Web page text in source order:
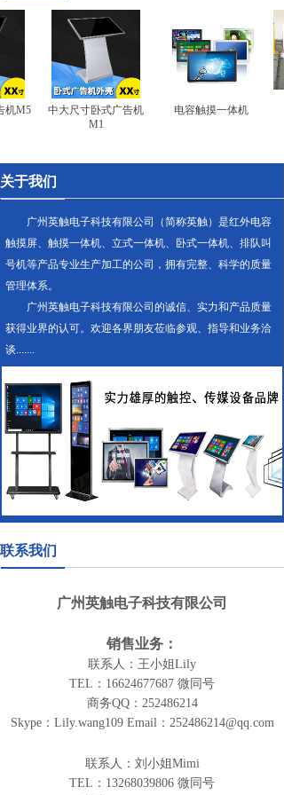
M5
中大尺寸卧式广告机
M1
电容触摸一体机
关于我们
广州英触电子科技有限公司（简称英触）是红外电容
触摸屏、触摸一体机、立式一体机、卧式一体机、排队叫
号机等产品专业生产加工的公司，拥有完整、科学的质量
管理体系。
广州英触电子科技有限公司的诚信、实力和产品质量
获得业界的认可。欢迎各界朋友莅临参观、指导和业务洽
谈.......
联系我们
广州英触电子科技有限公司
销售业务：
联系人：王小姐Lily
TEL：16624677687 微同号
商务QQ：252486214
Skype：Lily.wang109 Email：252486214@qq.com
联系人：刘小姐Mimi
TEL：13268039806 微同号